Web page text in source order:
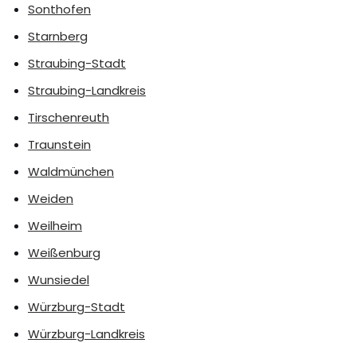
Sonthofen
Starnberg
Straubing-Stadt
Straubing-Landkreis
Tirschenreuth
Traunstein
Waldmünchen
Weiden
Weilheim
Weißenburg
Wunsiedel
Würzburg-Stadt
Würzburg-Landkreis